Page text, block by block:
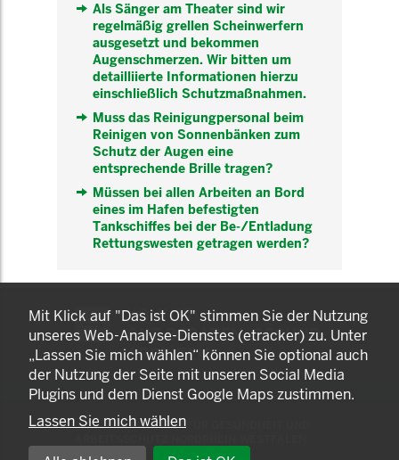
Als Sänger am Theater sind wir
regelmäßig grellen Scheinwerfern
ausgesetzt und bekommen
Augenschmerzen. Wir bitten um
detailliierte Informationen hierzu
einschließlich Schutzmaßnahmen.
Muss das Reinigungpersonal beim
Reinigen von Sonnenbänken zum
Schutz der Augen eine
entsprechende Brille tragen?
Müssen bei allen Arbeiten an Bord
eines im Hafen befestigten
Tankschiffes bei der Be-/Entladung
Rettungswesten getragen werden?
KOMNET
GUT BERATEN. GESUND
ARBEITEN.
© 2025 LANDESAMT FÜR GESUNDHEIT UND
Mit Klick auf "Das ist OK" stimmen Sie der Nutzung
unseres Web-Analyse-Dienstes (etracker) zu. Unter
„Lassen Sie mich wählen“ können Sie optional auch
der Nutzung der Seite mit unseren Social Media
Plugins und dem Dienst Google Maps zustimmen.
Lassen Sie mich wählen